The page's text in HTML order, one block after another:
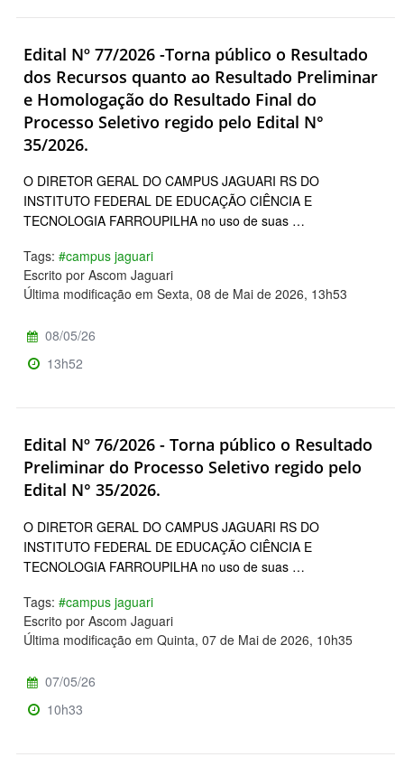
Edital Nº 77/2026 -Torna público o Resultado
dos Recursos quanto ao Resultado Preliminar
e Homologação do Resultado Final do
Processo Seletivo regido pelo Edital N°
35/2026.
O DIRETOR GERAL DO CAMPUS JAGUARI RS DO
INSTITUTO FEDERAL DE EDUCAÇÃO CIÊNCIA E
TECNOLOGIA FARROUPILHA no uso de suas …
Tags: #campus jaguari
Escrito por Ascom Jaguari
Última modificação em Sexta, 08 de Mai de 2026, 13h53
08/05/26
13h52
Edital Nº 76/2026 - Torna público o Resultado
Preliminar do Processo Seletivo regido pelo
Edital N° 35/2026.
O DIRETOR GERAL DO CAMPUS JAGUARI RS DO
INSTITUTO FEDERAL DE EDUCAÇÃO CIÊNCIA E
TECNOLOGIA FARROUPILHA no uso de suas …
Tags: #campus jaguari
Escrito por Ascom Jaguari
Última modificação em Quinta, 07 de Mai de 2026, 10h35
07/05/26
10h33